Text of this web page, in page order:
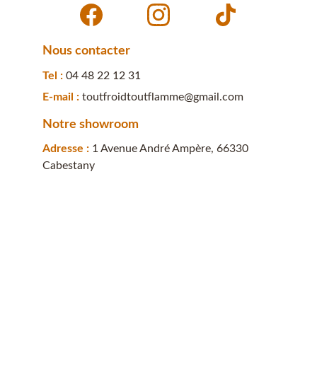
E-mail : toutfroidtoutflamme@gmail.com
Tel : 04 48 22 12 31
Adresse : 1 Avenue André Ampère, 66330
Cabestany
Notre showroom
Nous contacter